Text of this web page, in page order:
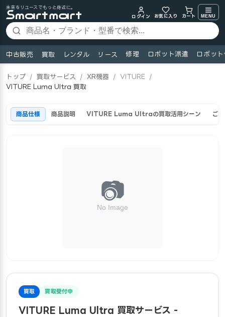
未来をリユースでもっと身近に。
ログイン
お気に入り カート MENU
中古販売 買取 レンタル リース 修理 ロボット派遣 ロボッ
トップ / 買取サービス / XR機器 / VITURE
/
VITURE Luma Ultra 買取
商品仕様 商品説明 VITURE Luma Ultraの買取活用シーン ご
買取 買取受付中
VITURE Luma Ultra 買取サービス -